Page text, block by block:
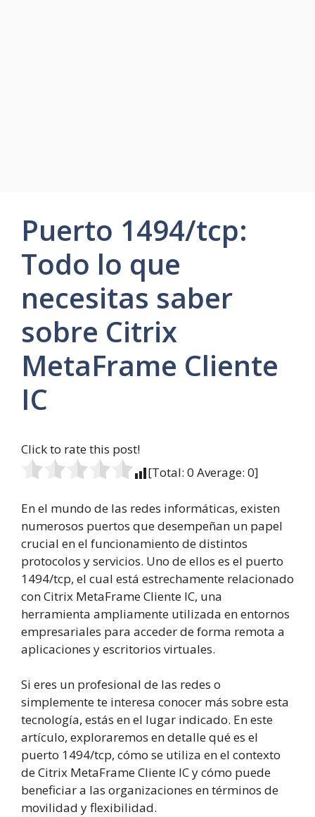
Puerto 1494/tcp:
Todo lo que
necesitas saber
sobre Citrix
MetaFrame Cliente
IC
Click to rate this post!
[Total: 0 Average: 0]
En el mundo de las redes informáticas, existen
numerosos puertos que desempeñan un papel
crucial en el funcionamiento de distintos
protocolos y servicios. Uno de ellos es el puerto
1494/tcp, el cual está estrechamente relacionado
con Citrix MetaFrame Cliente IC, una
herramienta ampliamente utilizada en entornos
empresariales para acceder de forma remota a
aplicaciones y escritorios virtuales.
Si eres un profesional de las redes o
simplemente te interesa conocer más sobre esta
tecnología, estás en el lugar indicado. En este
artículo, exploraremos en detalle qué es el
puerto 1494/tcp, cómo se utiliza en el contexto
de Citrix MetaFrame Cliente IC y cómo puede
beneficiar a las organizaciones en términos de
movilidad y flexibilidad.